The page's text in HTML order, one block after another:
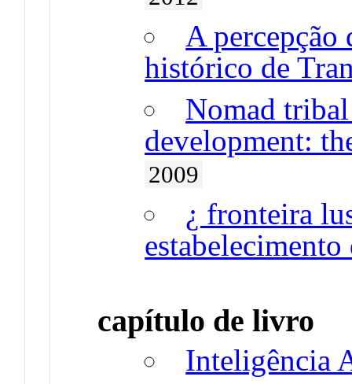
A percepção
histórico de
Nomad
development:
2009
¿ fronteira
capítulo de livro
Inteligência